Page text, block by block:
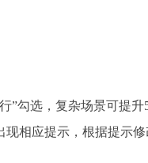
”勾选，复杂场景可提升
相应提示，根据提示修